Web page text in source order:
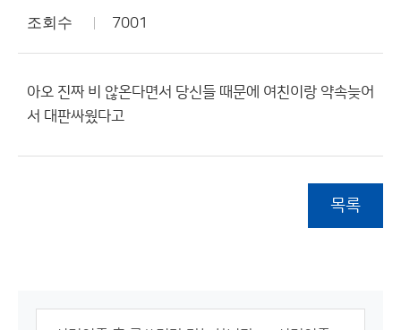
조회수 7001
아오 진짜 비 않온다면서 당신들 때문에 여친이랑 약속늦어
서 대판싸웠다고
목록